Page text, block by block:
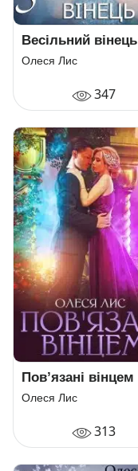
Весільний вінець
Олеся Лис
347
Пов’язані вінцем
Олеся Лис
313